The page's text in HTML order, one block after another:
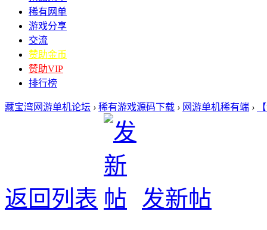
稀有网单
游戏分享
交流
赞助金币
赞助VIP
排行榜
藏宝湾网游单机论坛 › 稀有游戏源码下载 › 网游单机稀有端 ›
返回列表 发新帖